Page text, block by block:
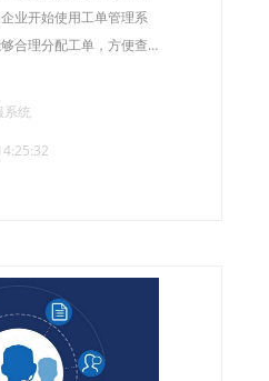
业开始使用工单管理系
合理分配工单，方便查
企业相关部门能够有序
系统